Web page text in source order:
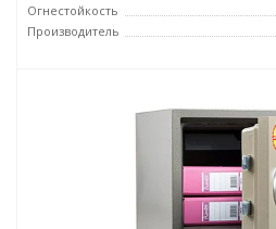
Огнестойкость
Производитель